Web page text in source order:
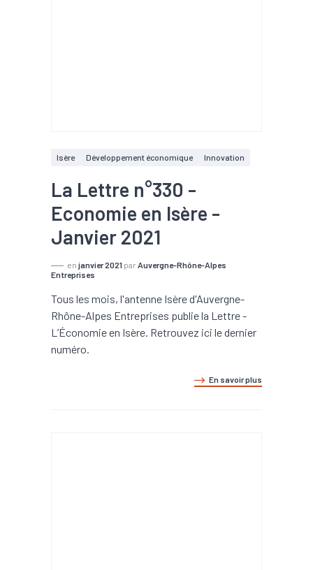
Isère Développement économique Innovation
La Lettre n°330 -
Economie en Isère -
Janvier 2021
en janvier 2021 par Auvergne-Rhône-Alpes
Entreprises
Tous les mois, l'antenne Isère d'Auvergne-
Rhône-Alpes Entreprises publie la Lettre -
L’Économie en Isère. Retrouvez ici le dernier
numéro.
En savoir plus